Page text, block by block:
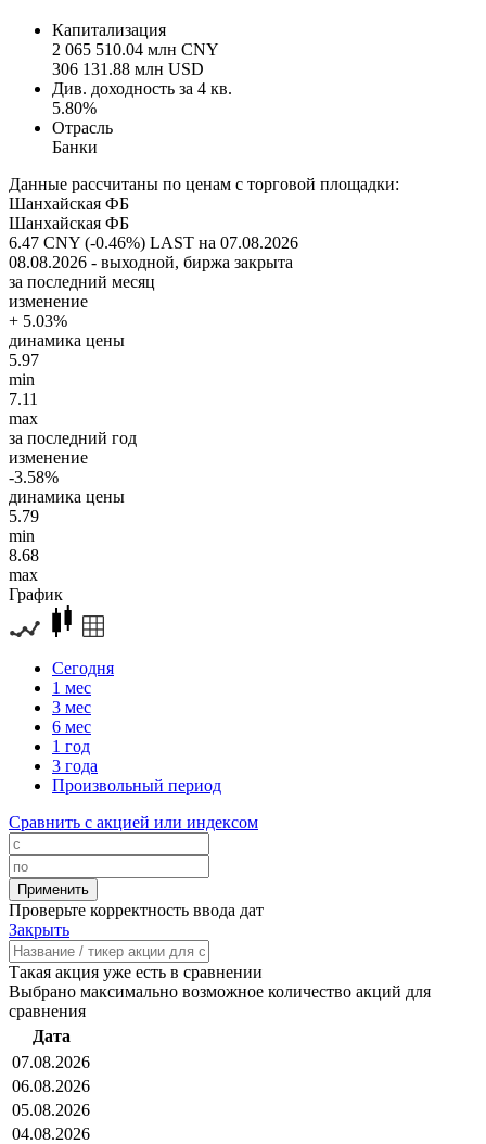
Капитализация
2 065 510.04 млн CNY
306 131.88 млн USD
Див. доходность за 4 кв.
5.80%
Отрасль
Банки
Данные рассчитаны по ценам с торговой площадки:
Шанхайская ФБ
Шанхайская ФБ
6.47 CNY (-0.46%) LAST на 07.08.2026
08.08.2026 - выходной, биржа закрыта
за последний месяц
изменение
+ 5.03%
динамика цены
5.97
min
7.11
max
за последний год
изменение
-3.58%
динамика цены
5.79
min
8.68
max
График
Сегодня
1 мес
3 мес
6 мес
1 год
3 года
Произвольный период
Сравнить с акцией или индексом
Проверьте корректность ввода дат
Закрыть
Такая акция уже есть в сравнении
Выбрано максимально возможное количество акций для
сравнения
Дата
07.08.2026
06.08.2026
05.08.2026
04.08.2026